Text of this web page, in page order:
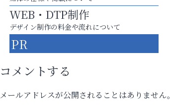
WEB・DTP制作
デザイン制作の料金や流れについて
PR
コメントする
メールアドレスが公開されることはありません。